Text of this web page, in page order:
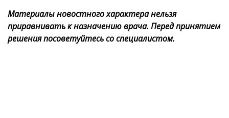
Материалы новостного характера нельзя
приравнивать к назначению врача. Перед принятием
решения посоветуйтесь со специалистом.